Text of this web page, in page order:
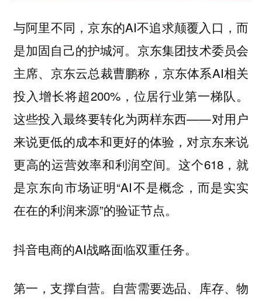
与阿里不同，京东的AI不追求颠覆入口，而
是加固自己的护城河。京东集团技术委员会
主席、京东云总裁曹鹏称，京东体系AI相关
投入增长将超200%，位居行业第一梯队。
这些投入最终要转化为两样东西——对用户
来说更低的成本和更好的体验，对京东来说
更高的运营效率和利润空间。这个618，就
是京东向市场证明“AI不是概念，而是实实
在在的利润来源”的验证节点。
抖音电商的AI战略面临双重任务。
第一，支撑自营。自营需要选品、库存、物